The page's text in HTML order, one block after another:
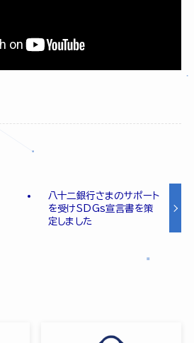
八十二銀行さまのサポート
を受けSDGs宣言書を策
定しました